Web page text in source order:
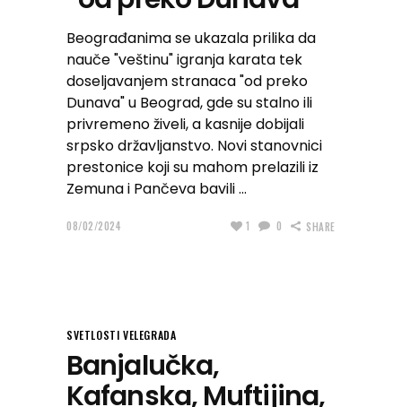
Beograđanima se ukazala prilika da
nauče "veštinu" igranja karata tek
doseljavanjem stranaca "od preko
Dunava" u Beograd, gde su stalno ili
privremeno živeli, a kasnije dobijali
srpsko državljanstvo. Novi stanovnici
prestonice koji su mahom prelazili iz
Zemuna i Pančeva bavili
08/02/2024 1 0 SHARE
SVETLOSTI VELEGRADA
Banjalučka,
Kafanska, Muftijina,